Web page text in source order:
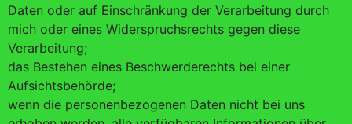
Daten oder auf Einschränkung der Verarbeitung durch
mich oder eines Widerspruchsrechts gegen diese
Verarbeitung;
das Bestehen eines Beschwerderechts bei einer
Aufsichtsbehörde;
wenn die personenbezogenen Daten nicht bei uns